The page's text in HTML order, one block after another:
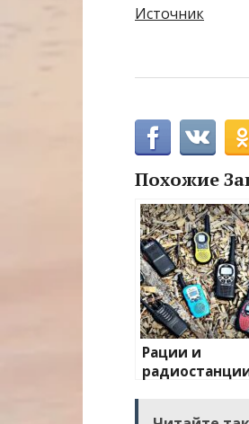
Источник
Похожие
Рации и